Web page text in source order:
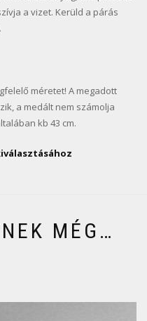
a vizet. Kerüld a párás
méretet! A megadott
a medált nem számolja
kb 43 cm.
MÉG…